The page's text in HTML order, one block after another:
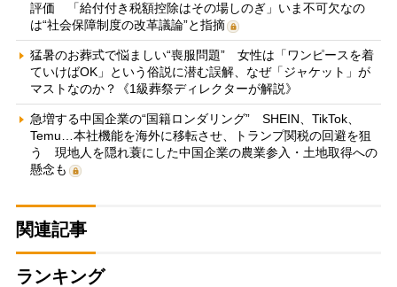
評価 「給付付き税額控除はその場しのぎ」いま不可欠なの
は“社会保障制度の改革議論”と指摘
猛暑のお葬式で悩ましい“喪服問題” 女性は「ワンピースを着
ていけばOK」という俗説に潜む誤解、なぜ「ジャケット」が
マストなのか？《1級葬祭ディレクターが解説》
急増する中国企業の“国籍ロンダリング” SHEIN、TikTok、
Temu…本社機能を海外に移転させ、トランプ関税の回避を狙
う 現地人を隠れ蓑にした中国企業の農業参入・土地取得への
懸念も
関連記事
ランキング